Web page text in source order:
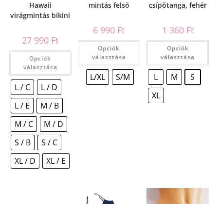
Hawaii
virágmintás bikini
27 990 Ft
Opciók
választása
L / C
L / D
L / E
M / B
M / C
M / D
S / B
S / C
XL / D
XL / E
mintás felső
6 990 Ft
Opciók
választása
L/XL S/M
csípőtanga, fehér
1 360 Ft
Opciók
választása
L M
S
XL